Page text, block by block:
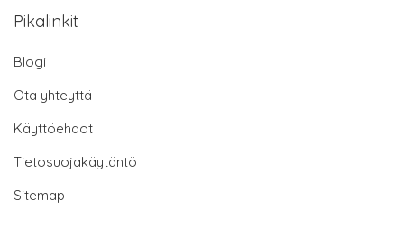
Pikalinkit
Blogi
Ota yhteyttä
Käyttöehdot
Tietosuojakäytäntö
Sitemap